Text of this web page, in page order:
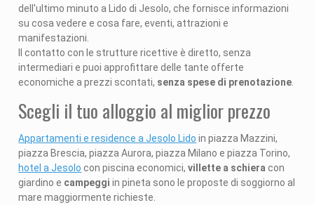
dell'ultimo minuto a Lido di Jesolo, che fornisce informazioni
su cosa vedere e cosa fare, eventi, attrazioni e
manifestazioni.
Il contatto con le strutture ricettive è diretto, senza
intermediari e puoi approfittare delle tante offerte
economiche a prezzi scontati, senza spese di prenotazione
Scegli il tuo alloggio al miglior prezzo
Appartamenti e residence a Jesolo Lido in piazza Mazzini,
piazza Brescia, piazza Aurora, piazza Milano e piazza Torino,
hotel a Jesolo con piscina economici,villette a schiera con
giardino e campeggiin pineta sono le proposte di soggiorno al
mare maggiormente richieste.